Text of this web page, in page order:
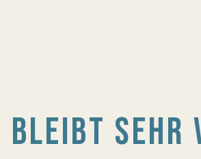
BLEIBT SEHR